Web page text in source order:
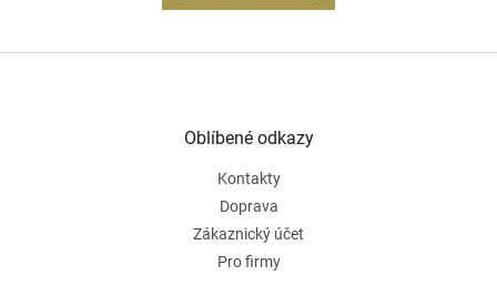
Oblíbené odkazy
Kontakty
Doprava
Zákaznický účet
Pro firmy